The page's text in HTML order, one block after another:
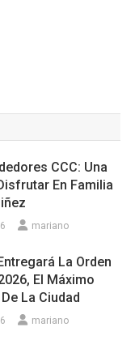
CCC: Una
En Familia
mariano
La Orden
El Máximo
La Ciudad
mariano